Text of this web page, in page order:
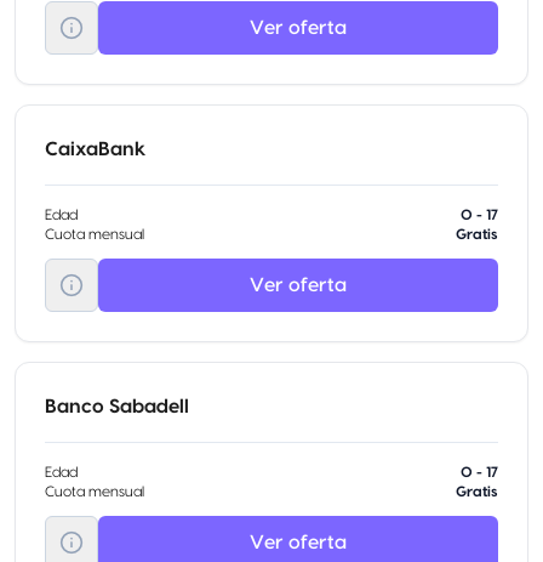
Ver oferta
CaixaBank
Edad
0 - 17
Cuota mensual
Gratis
Ver oferta
Banco Sabadell
Edad
0 - 17
Cuota mensual
Gratis
Ver oferta